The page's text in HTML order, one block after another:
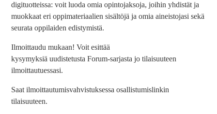
digituotteissa: voit luoda omia opintojaksoja, joihin yhdistät ja
muokkaat eri oppimateriaalien sisältöjä ja omia aineistojasi sekä
seurata oppilaiden edistymistä.
Ilmoittaudu mukaan! Voit esittää
kysymyksiä uudistetusta Forum-sarjasta jo tilaisuuteen
ilmoittautuessasi.
Saat ilmoittautumisvahvistuksessa osallistumislinkin
tilaisuuteen.